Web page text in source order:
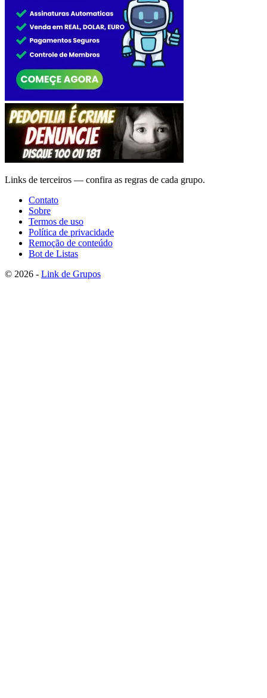
Links de terceiros — confira as regras de cada grupo.
Contato
Sobre
Termos de uso
Política de privacidade
Remoção de conteúdo
Bot de Listas
© 2026 - Link de Grupos